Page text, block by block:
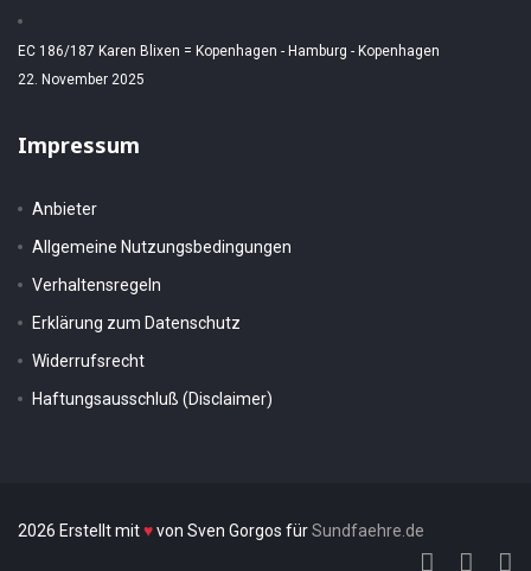
EC 186/187 Karen Blixen = Kopenhagen - Hamburg - Kopenhagen
22. November 2025
Impressum
Anbieter
Allgemeine Nutzungsbedingungen
Verhaltensregeln
Erklärung zum Datenschutz
Widerrufsrecht
Haftungsausschluß (Disclaimer)
2026 Erstellt mit♥von Sven Gorgos fürSundfaehre.de